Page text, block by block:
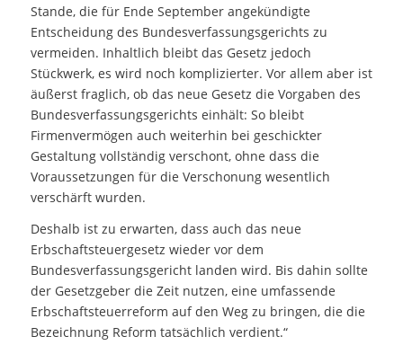
Stande, die für Ende September angekündigte
Entscheidung des Bundesverfassungsgerichts zu
vermeiden. Inhaltlich bleibt das Gesetz jedoch
Stückwerk, es wird noch komplizierter. Vor allem aber ist
äußerst fraglich, ob das neue Gesetz die Vorgaben des
Bundesverfassungsgerichts einhält: So bleibt
Firmenvermögen auch weiterhin bei geschickter
Gestaltung vollständig verschont, ohne dass die
Voraussetzungen für die Verschonung wesentlich
verschärft wurden.
Deshalb ist zu erwarten, dass auch das neue
Erbschaftsteuergesetz wieder vor dem
Bundesverfassungsgericht landen wird. Bis dahin sollte
der Gesetzgeber die Zeit nutzen, eine umfassende
Erbschaftsteuerreform auf den Weg zu bringen, die die
Bezeichnung Reform tatsächlich verdient.“